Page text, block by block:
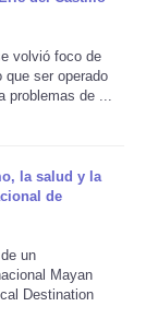
volvió foco de
que ser operado
de ...
la salud y la
de
un
Mayan
Destination